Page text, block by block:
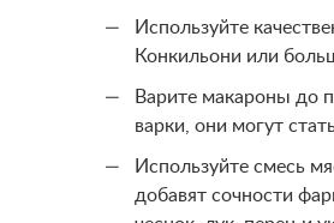
Используйте
Конкильони или
Варите макароны до
варки, они могут
Используйте смесь
добавят сочности